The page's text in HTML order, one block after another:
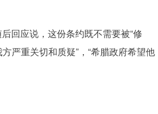
回应说，这份条约既不需要被“修
严重关切和质疑”，“希腊政府希望他